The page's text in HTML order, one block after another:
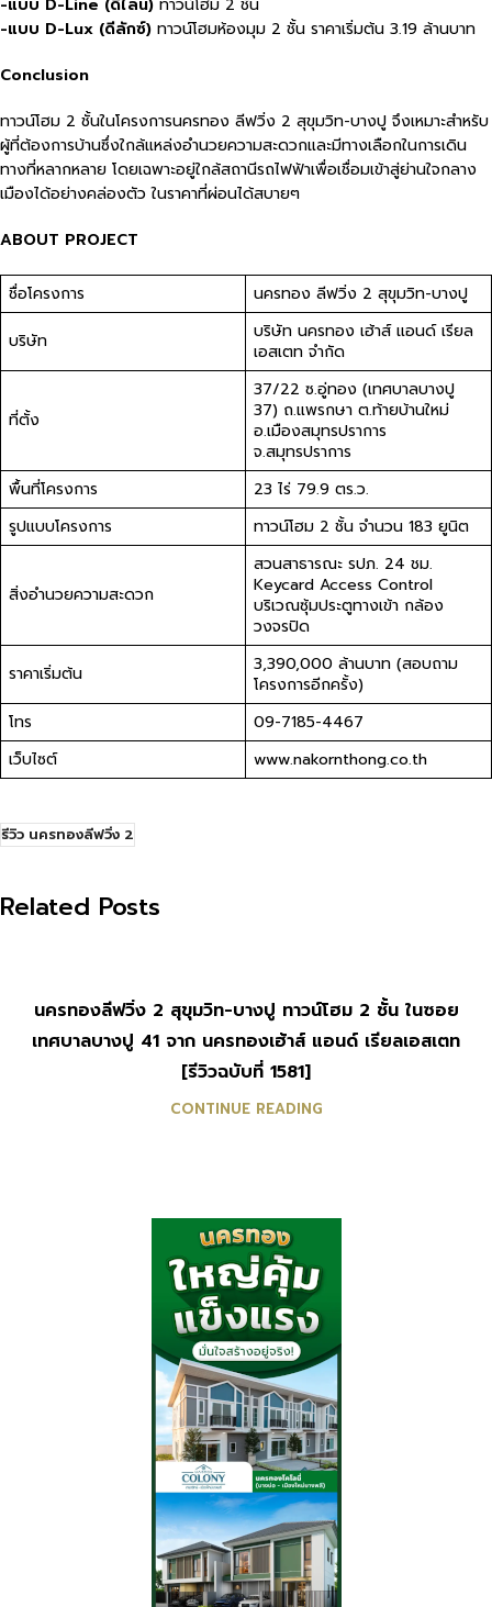
-แบบ D-Lux (ดีลักซ์) ทาวน์โฮมห้องมุม 2 ชั้น ราคาเริ่มต้น 3.19 ล้านบาท
Conclusion
ทาวน์โฮม 2 ชั้นในโครงการนครทอง ลีฟวิ่ง 2 สุขุมวิท-บางปู จึงเหมาะสำหรับ
ผู้ที่ต้องการบ้านซึ่งใกล้แหล่งอำนวยความสะดวกและมีทางเลือกในการเดิน
ทางที่หลากหลาย โดยเฉพาะอยู่ใกล้สถานีรถไฟฟ้าเพื่อเชื่อมเข้าสู่ย่านใจกลาง
เมืองได้อย่างคล่องตัว ในราคาที่ผ่อนได้สบายๆ
ABOUT PROJECT
ชื่อโครงการ นครทอง ลีฟวิ่ง 2 สุขุมวิท-บางปู
บริษัท
บริษัท นครทอง เฮ้าส์ แอนด์ เรียล
เอสเตท จำกัด
ที่ตั้ง
37/22 ซ.อู่ทอง (เทศบาลบางปู
37) ถ.แพรกษา ต.ท้ายบ้านใหม่
อ.เมืองสมุทรปราการ
จ.สมุทรปราการ
พื้นที่โครงการ
23 ไร่ 79.9 ตร.ว.
รูปแบบโครงการ
ทาวน์โฮม 2 ชั้น จำนวน 183 ยูนิต
สิ่งอำนวยความสะดวก
สวนสาธารณะ รปภ. 24 ชม.
Keycard Access Control
บริเวณซุ้มประตูทางเข้า กล้อง
วงจรปิด
ราคาเริ่มต้น
3,390,000 ล้านบาท (สอบถาม
โครงการอีกครั้ง)
โทร
09-7185-4467
เว็บไซต์
www.nakornthong.co.th
รีวิว นครทองลีฟวิ่ง 2
Related Posts
นครทองลีฟวิ่ง 2 สุขุมวิท-บางปู ทาวน์โฮม 2 ชั้น ในซอย
เทศบาลบางปู 41 จาก นครทองเฮ้าส์ แอนด์ เรียลเอสเตท
[รีวิวฉบับที่ 1581]
CONTINUE READING